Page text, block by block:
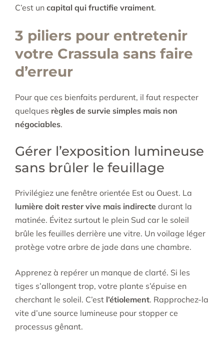
C’est un capital qui fructifie vraiment.
3 piliers pour entretenir
votre Crassula sans faire
d’erreur
Pour que ces bienfaits perdurent, il faut respecter
quelques règles de survie simples mais non
négociables.
Gérer l’exposition lumineuse
sans brûler le feuillage
Privilégiez une fenêtre orientée Est ou Ouest. La
lumière doit rester vive mais indirecte durant la
matinée. Évitez surtout le plein Sud car le soleil
brûle les feuilles derrière une vitre. Un voilage léger
protège votre arbre de jade dans une chambre.
Apprenez à repérer un manque de clarté. Si les
tiges s’allongent trop, votre plante s’épuise en
cherchant le soleil. C’est l’étiolement. Rapprochez-la
vite d’une source lumineuse pour stopper ce
processus gênant.